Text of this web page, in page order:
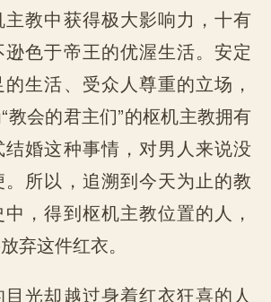
教中获得极大影响力，十有
色于帝王的优渥生活。安定
生活、受众人尊重的立场，
教会的君主们”的枢机主教拥有
婚这种事情，对男人来说没
所以，追溯到今天为止的教
，得到枢机主教位置的人，
弃这件红衣。
光却越过身着红衣狂喜的人